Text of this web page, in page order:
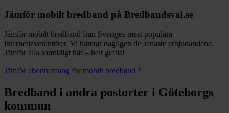
Jämför mobilt bredband på Bredbandsval.se
Jämför mobilt bredband från Sveriges mest populära
internetleverantörer. Vi hämtar dagligen de senaste erbjudandena.
Jämför alla samtidigt här – helt gratis!
Jämför abonnemang för mobilt bredband
Bredband i andra postorter i Göteborgs
kommun